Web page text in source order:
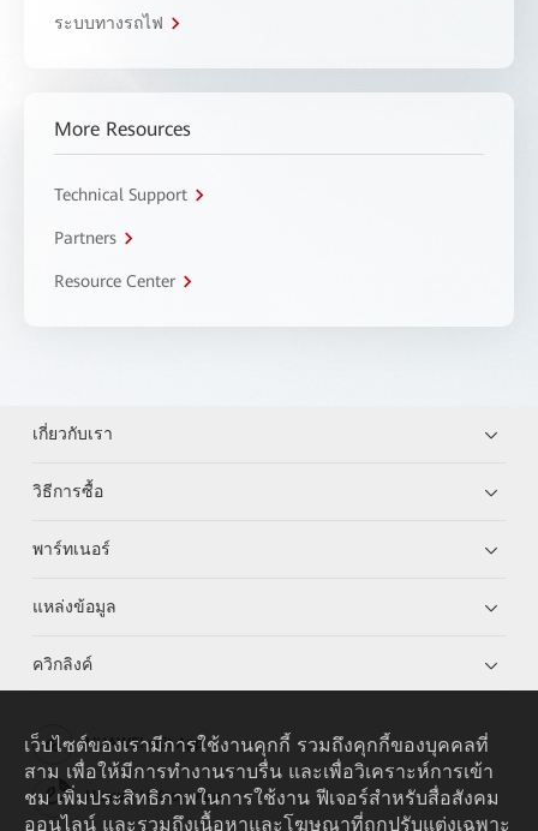
ระบบทางรถไฟ
More Resources
Technical Support
Partners
Resource Center
เกี่ยวกับเรา
วิธีการซื้อ
พาร์ทเนอร์
แหล่งข้อมูล
ควิกลิงค์
HUAWEI eKit App
Huawei HiKnow App
เว็บไซต์ของเรามีการใช้งานคุกกี้ รวมถึงคุกกี้ของบุคคลที่
สาม เพื่อให้มีการทำงานราบรื่น และเพื่อวิเคราะห์การเข้า
ชม เพิ่มประสิทธิภาพในการใช้งาน ฟีเจอร์สำหรับสื่อสังคม
ออนไลน์ และรวมถึงเนื้อหาและโฆษณาที่ถูกปรับแต่งเฉพาะ